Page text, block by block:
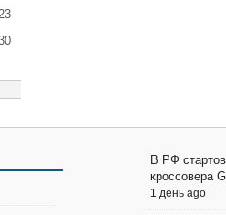
В РФ
кроссовера
1 день ago